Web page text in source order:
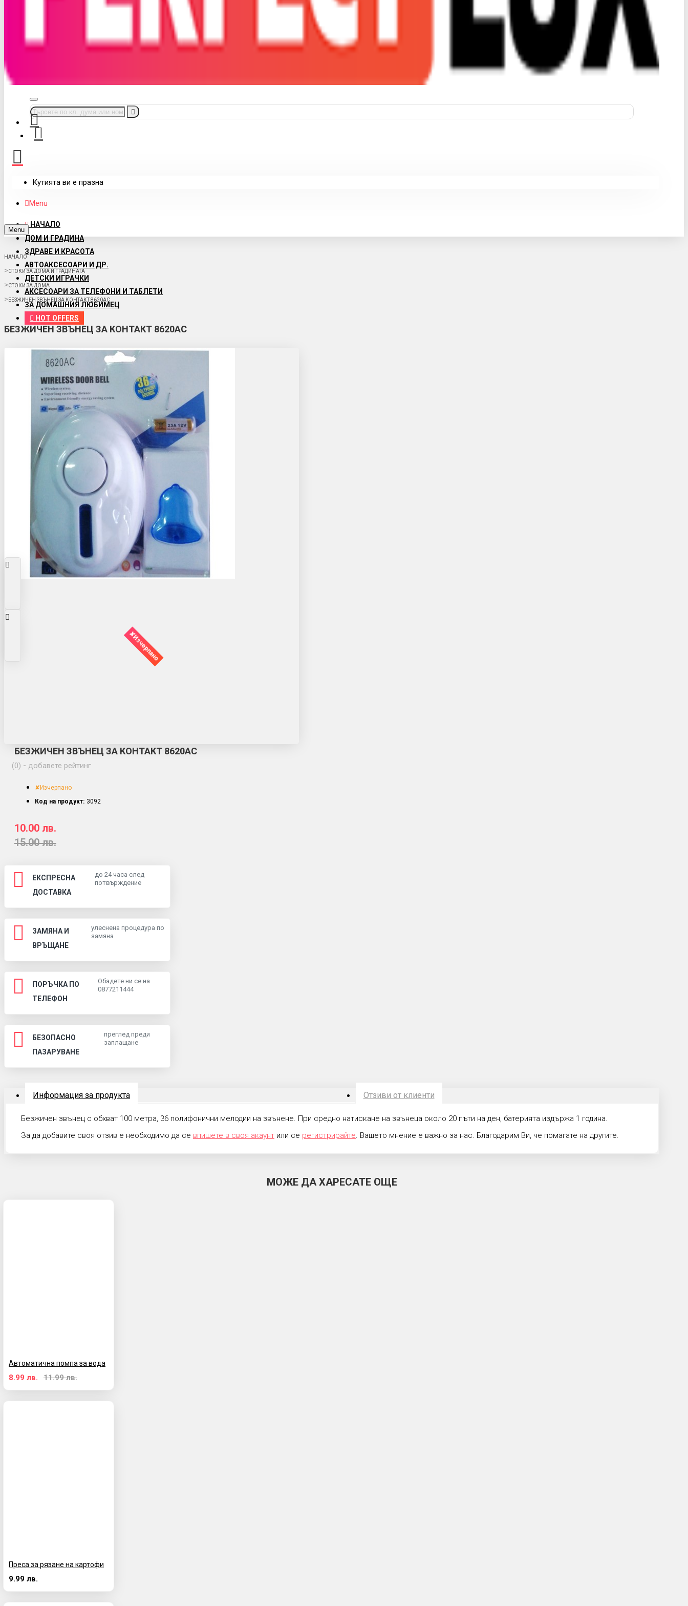
Кутията ви е празна
Menu
НАЧАЛО
ДОМ И ГРАДИНА
ЗДРАВЕ И КРАСОТА
АВТОАКСЕСОАРИ И ДР.
ДЕТСКИ ИГРАЧКИ
АКСЕСОАРИ ЗА ТЕЛЕФОНИ И ТАБЛЕТИ
ЗА ДОМАШНИЯ ЛЮБИМЕЦ
HOT OFFERS
Menu
НАЧАЛО
СТОКИ ЗА ДОМА И ГРАДИНАТА
СТОКИ ЗА ДОМА
БЕЗЖИЧЕН ЗВЪНЕЦ ЗА КОНТАКТ 8620АС
БЕЗЖИЧЕН ЗВЪНЕЦ ЗА КОНТАКТ 8620АС
✘Изчерпано
БЕЗЖИЧЕН ЗВЪНЕЦ ЗА КОНТАКТ 8620АС
(0) - добавете рейтинг
10.00 лв.
15.00 лв.
✘Изчерпано
Код на продукт: 3092
ЕКСПРЕСНА
ДОСТАВКА
до 24 часа след
потвърждение
ЗАМЯНА И
ВРЪЩАНЕ
улеснена процедура по
замяна
ПОРЪЧКА ПО
ТЕЛЕФОН
Обадете ни се на
0877211444
БЕЗОПАСНО
ПАЗАРУВАНЕ
преглед преди
заплащане
Информация за продукта Отзиви от клиенти
Безжичен звънец с обхват 100 метра, 36 полифонични мелодии на звънене. При средно натискане на звънеца около 20 пъти на ден, батерията издържа 1 година.
За да добавите своя отзив е необходимо да се впишете в своя акаунт или се регистрирайте. Вашето мнение е важно за нас. Благодарим Ви, че помагате на другите.
МОЖЕ ДА ХАРЕСАТЕ ОЩЕ
Автоматична помпа за вода
8.99 лв. 11.99 лв.
Преса за рязане на картофи
9.99 лв.